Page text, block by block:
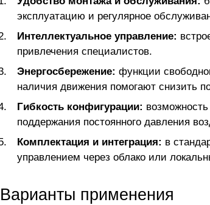
эксплуатацию и регулярное
Интеллектуальное управление:
привлечения специалистов.
Энергосбережение: функции
наличия движения помогают снизить
Гибкость конфигурации:
поддержания постоянного давления
Комплектация и интеграция: в
управлением через облако или
Варианты применения